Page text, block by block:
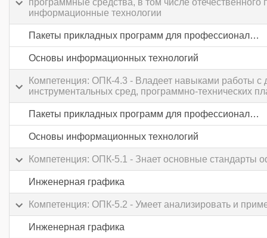
программные средства, в том числе
информационные технологии
Пакеты прикладных программ для профессиональной деятельности
Основы информационных технологий
Компетенция: ОПК-4.3 - Владеет навыками работы
инструментальных сред, программно-технических
Пакеты прикладных программ для профессиональной деятельности
Основы информационных технологий
Компетенция: ОПК-5.1 - Знает основные стандарты
Инженерная графика
Компетенция: ОПК-5.2 - Умеет анализировать и
Инженерная графика